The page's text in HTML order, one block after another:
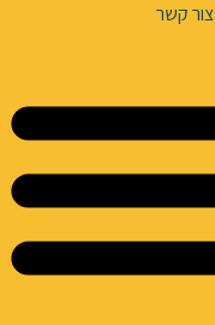
צור קשר